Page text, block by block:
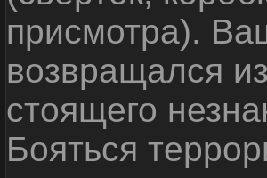
присмотра).
возвращался
стоящего
Бояться